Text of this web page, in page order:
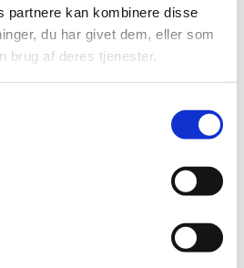
partnere kan kombinere disse
du har givet dem, eller som
brug af deres tjenester.
tal. Begge dele kan
Liv&Døds
fulgt op af en
konference
foråret vil være en
finder sted i
Funebariet